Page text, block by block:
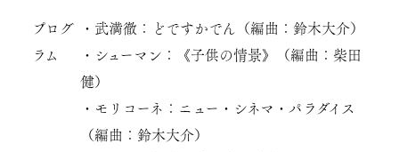
プログ
ラム
・武満徹：どですかでん（編曲：鈴木大介）
・シューマン：《子供の情景》（編曲：柴田
健）
・モリコーネ：ニュー・シネマ・パラダイス
（編曲：鈴木大介）